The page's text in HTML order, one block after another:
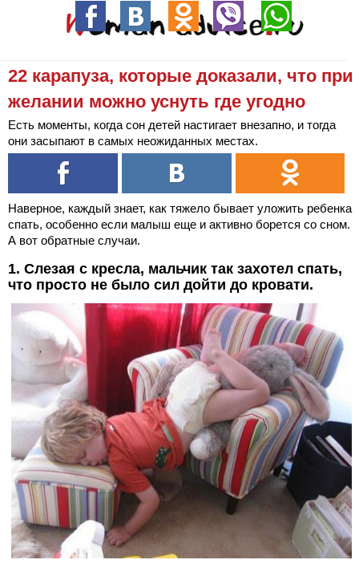
22 карапуза, которые доказали, что при
желании можно уснуть где угодно
Есть моменты, когда сон детей настигает внезапно, и тогда
они засыпают в самых неожиданных местах.
Наверное, каждый знает, как тяжело бывает уложить ребенка
спать, особенно если малыш еще и активно борется со сном.
А вот обратные случаи.
1. Слезая с кресла, мальчик так захотел спать,
что просто не было сил дойти до кровати.